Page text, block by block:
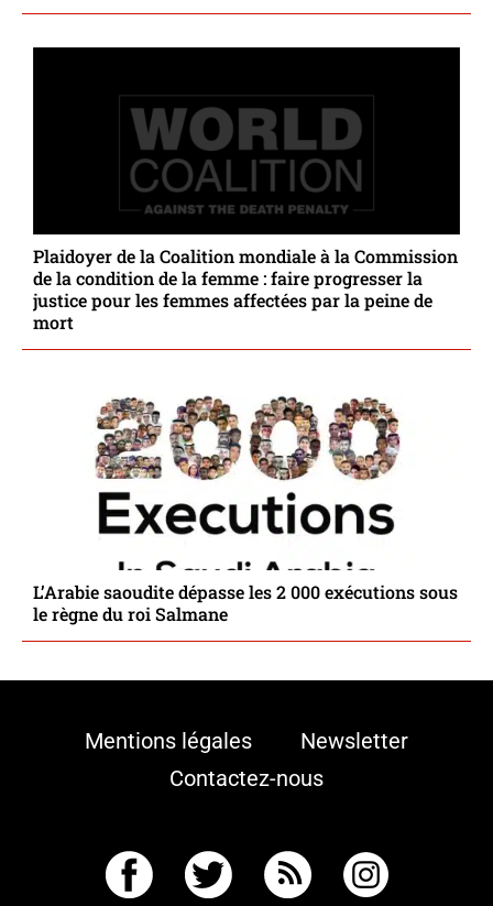
Plaidoyer de la Coalition mondiale à la Commission
de la condition de la femme : faire progresser la
justice pour les femmes affectées par la peine de
mort
L’Arabie saoudite dépasse les 2 000 exécutions sous
le règne du roi Salmane
Mentions légales
Newsletter
Contactez-nous